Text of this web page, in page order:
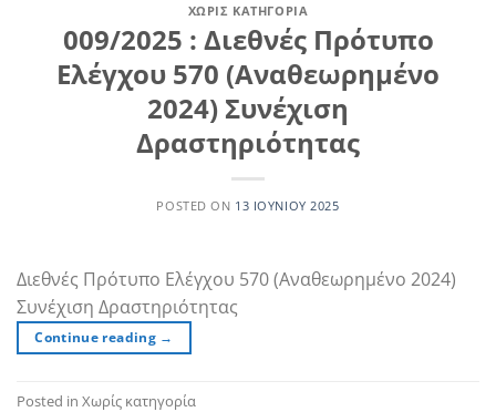
ΧΩΡΊΣ ΚΑΤΗΓΟΡΊΑ
009/2025 : Διεθνές Πρότυπο
Ελέγχου 570 (Αναθεωρημένο
2024) Συνέχιση
Δραστηριότητας
POSTED ON 13 ΙΟΥΝΊΟΥ 2025
Διεθνές Πρότυπο Ελέγχου 570 (Αναθεωρημένο 2024)
Συνέχιση Δραστηριότητας
Continue reading →
Posted in Χωρίς κατηγορία